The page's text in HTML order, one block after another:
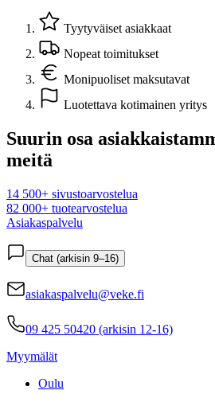
Tyytyväiset asiakkaat
Nopeat toimitukset
Monipuoliset maksutavat
Luotettava kotimainen yritys
Suurin osa
meitä
14 500+ sivustoarvostelua
82 000+ tuotearvostelua
Asiakaspalvelu
Chat (arkisin 9–16)
asiakaspalvelu@veke.fi
09 425 50420 (arkisin 12-16)
Myymälät
Oulu